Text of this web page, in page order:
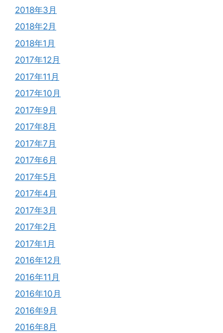
2018年3月
2018年2月
2018年1月
2017年12月
2017年11月
2017年10月
2017年9月
2017年8月
2017年7月
2017年6月
2017年5月
2017年4月
2017年3月
2017年2月
2017年1月
2016年12月
2016年11月
2016年10月
2016年9月
2016年8月